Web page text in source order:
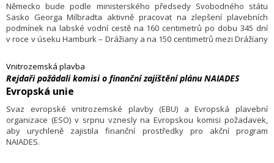
Německo bude podle ministerského předsedy Svobodného státu
Sasko Georga Milbradta aktivně pracovat na zlepšení plavebních
podmínek na labské vodní cestě na 160 centimetrů po dobu 345 dní
v roce v úseku Hamburk – Drážïany a na 150 centimetrů mezi Drážïany
Vnitrozemská plavba
Rejdaři požádali komisi o finanční zajištění plánu NAIADES
Evropská unie
Svaz evropské vnitrozemské plavby (EBU) a Evropská plavební
organizace (ESO) v srpnu vznesly na Evropskou komisi požadavek,
aby urychleně zajistila finanční prostředky pro akční program
NAIADES.